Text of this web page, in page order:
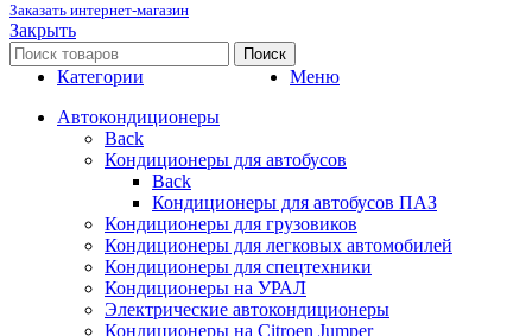
Заказать интернет-магазин
Закрыть
Поиск
Меню
Категории
Автокондиционеры
Back
Кондиционеры для автобусов
Back
Кондиционеры для автобусов ПАЗ
Кондиционеры для грузовиков
Кондиционеры для легковых автомобилей
Кондиционеры для спецтехники
Кондиционеры на УРАЛ
Электрические автокондиционеры
Кондиционеры на Citroen Jumper